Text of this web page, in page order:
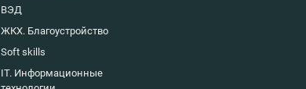
ВЭД
ЖКХ. Благоустройство
Soft skills
IT. Информационные